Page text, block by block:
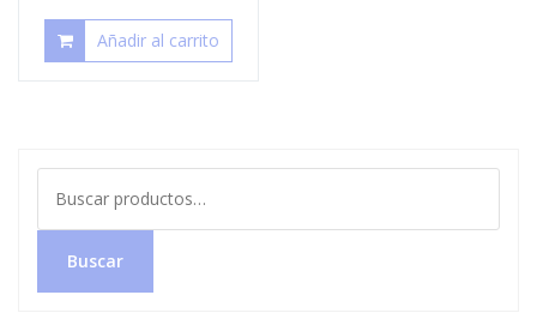
Añadir al carrito
por:
Buscar